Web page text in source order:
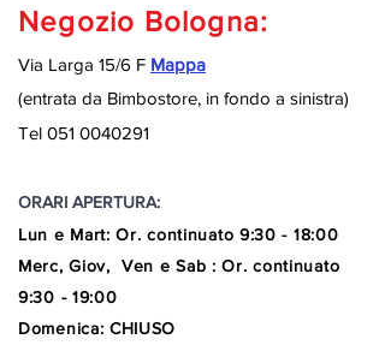
Negozio Bologna:
Via Larga 15/6 F Mappa
(entrata da Bimbostore, in fondo a sinistra)
Tel 051 0040291
ORARI APERTURA:
Lun e Mart:Or. continuato 9:30 - 18:00
Merc, Giov, Ven e Sab : Or. continuato
9:30 - 19:00
Domenica: CHIUSO